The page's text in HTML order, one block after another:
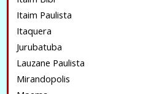
Itaim Paulista
Itaquera
Jurubatuba
Lauzane Paulista
Mirandopolis